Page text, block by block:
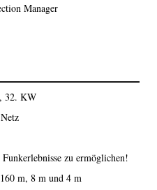
Manager
32. KW
zu ermöglichen!
m, 8 m und 4 m